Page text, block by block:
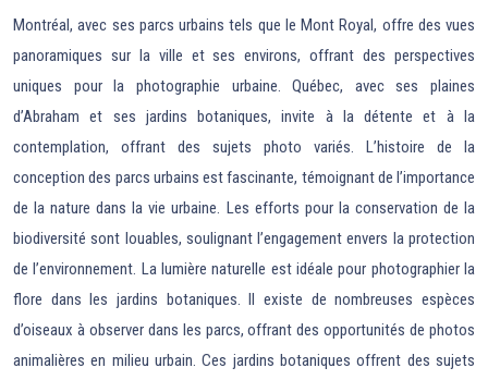
Montréal, avec ses parcs urbains tels que le Mont Royal, offre des vues
panoramiques sur la ville et ses environs, offrant des perspectives
uniques pour la photographie urbaine. Québec, avec ses plaines
d’Abraham et ses jardins botaniques, invite à la détente et à la
contemplation, offrant des sujets photo variés. L’histoire de la
conception des parcs urbains est fascinante, témoignant de l’importance
de la nature dans la vie urbaine. Les efforts pour la conservation de la
biodiversité sont louables, soulignant l’engagement envers la protection
de l’environnement. La lumière naturelle est idéale pour photographier la
flore dans les jardins botaniques. Il existe de nombreuses espèces
d’oiseaux à observer dans les parcs, offrant des opportunités de photos
animalières en milieu urbain. Ces jardins botaniques offrent des sujets